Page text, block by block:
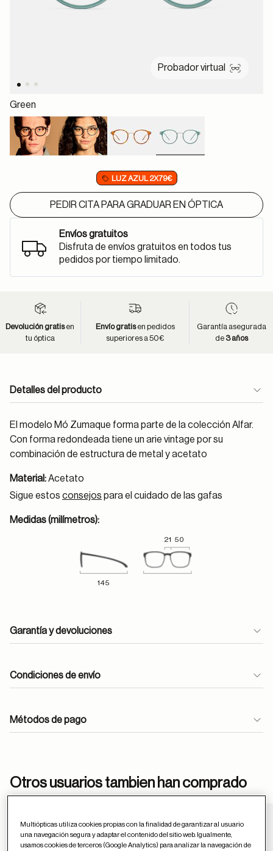
Probador virtual
Green
LUZ AZUL 2X79€
PEDIR CITA PARA GRADUAR EN ÓPTICA
Envíos gratuitos
Disfruta de envíos gratuitos en todos tus
pedidos por tiempo limitado.
Devolución gratisen
tu óptica
Envío gratisen pedidos
superiores a 50€
Garantía asegurada
de 3 años
Detalles del producto
El modelo Mó Zumaque forma parte de la colección Alfar.
Con forma redondeada tiene un arie vintage por su
combinación de estructura de metal y acetato
Material:Acetato
Sigue estos consejos para el cuidado de las gafas
Medidas (milímetros):
21 50
145
Garantía y devoluciones
ayuda
Condiciones de envío
Métodos de pago
Otros usuarios tambien han comprado
Guardar en
Multiópticas utiliza cookies propias con la finalidad de garantizar al usuario
una navegación segura y adaptar el contenido del sitio web. Igualmente,
usamos cookies de terceros (Google Analytics) para analizar la navegación de